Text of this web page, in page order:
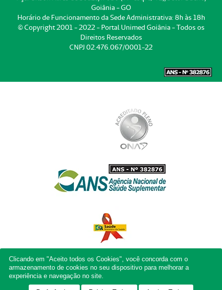
Goiânia - GO
Horário de Funcionamento da Sede Administrativa: 8h às 18h
© Copyright 2001 - 2022 - Portal Unimed Goiânia - Todos os
Direitos Reservados
CNPJ 02.476.067/0001-22
Clicando em "Aceito todos os Cookies", você concorda com o
armazenamento de cookies no seu dispositivo para melhorar a
experiência e navegação no site.